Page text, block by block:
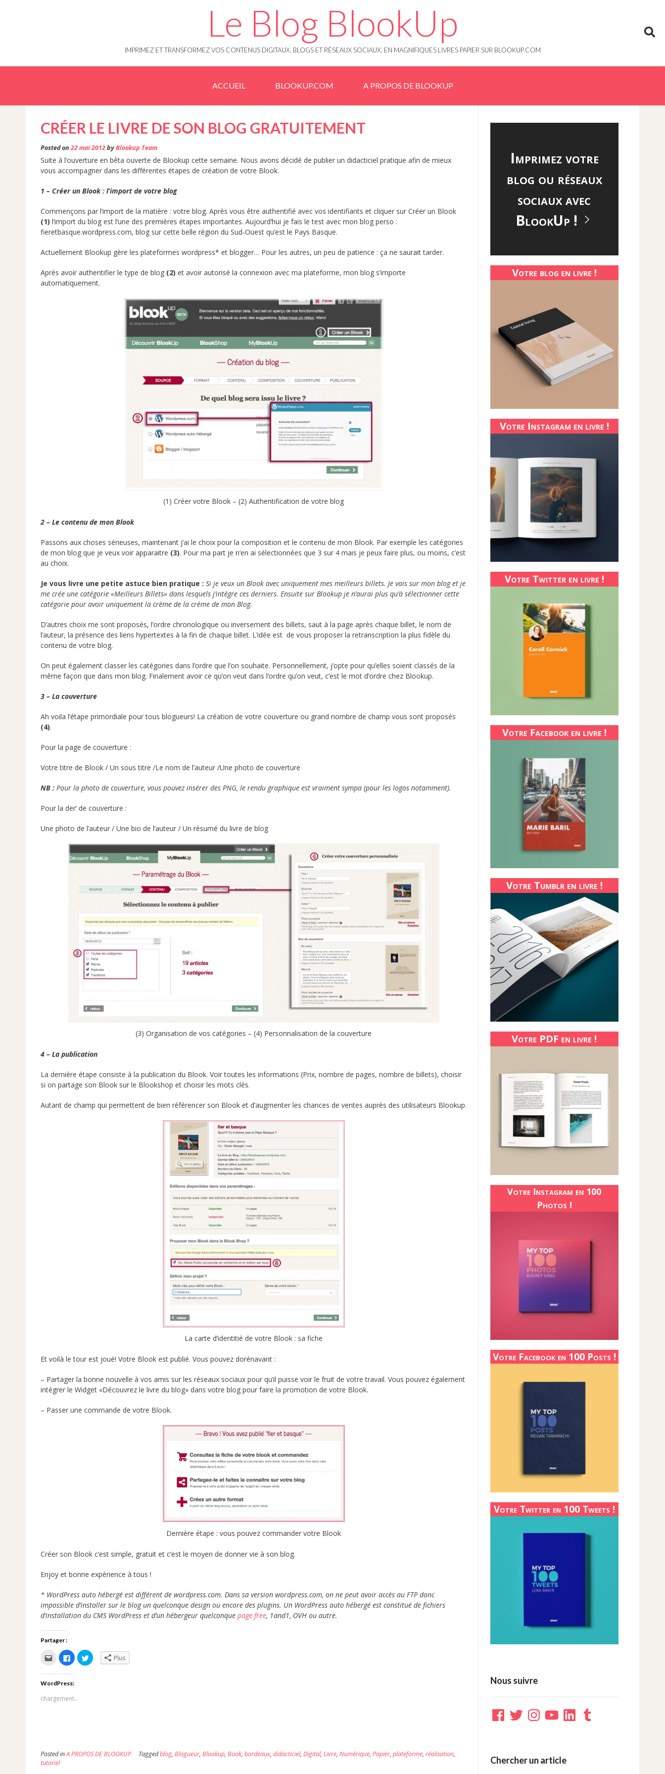
Le Blog BlookUp
IMPRIMEZ ET TRANSFORMEZ VOS CONTENUS DIGITAUX, BLOGS ET RÉSEAUX SOCIAUX, EN MAGNIFIQUES LIVRES PAPIER SUR BLOOKUP.COM
ACCUEIL BLOOKUP.COM A PROPOS DE BLOOKUP
CRÉER LE LIVRE DE SON BLOG GRATUITEMENT
Posted on22 mai 2012byBlookup Team
Suite à l’ouverture en bêta ouverte de Blookup cette semaine. Nous avons décidé de publier un didacticiel pratique afin de mieux
vous accompagner dans les différentes étapes de création de votre Blook.
1 – Créer un Blook : l’import de votre blog
Commençons par l’import de la matière : votre blog. Après vous être authentifié avec vos identifiants et cliquer sur Créer un Blook
(1) l’import du blog est l’une des premières étapes importantes. Aujourd’hui je fais le test avec mon blog perso :
fieretbasque.wordpress.com, blog sur cette belle région du Sud-Ouest qu’est le Pays Basque.
Actuellement Blookup gère les plateformes wordpress* et blogger… Pour les autres, un peu de patience : ça ne saurait tarder.
Après avoir authentifier le type de blog (2) et avoir autorisé la connexion avec ma plateforme, mon blog s’importe
automatiquement.
(1) Créer votre Blook – (2) Authentification de votre blog
2 – Le contenu de mon Blook
Passons aux choses sérieuses, maintenant j’ai le choix pour la composition et le contenu de mon Blook. Par exemple les catégories
de mon blog que je veux voir apparaitre (3). Pour ma part je n’en ai sélectionnées que 3 sur 4 mais je peux faire plus, ou moins, c’est
au choix.
Je vous livre une petite astuce bien pratique : Si je veux un Blook avec uniquement mes meilleurs billets. Je vais sur mon blog et je
me crée une catégorie «Meilleurs Billets» dans lesquels j’intègre ces derniers. Ensuite sur Blookup je n’aurai plus qu’à sélectionner cette
catégorie pour avoir uniquement la crème de la crème de mon Blog.
D’autres choix me sont proposés, l’ordre chronologique ou inversement des billets, saut à la page après chaque billet, le nom de
l’auteur, la présence des liens hypertextes à la fin de chaque billet. L’idée est de vous proposer la retranscription la plus fidèle du
contenu de votre blog.
On peut également classer les catégories dans l’ordre que l’on souhaite. Personnellement, j’opte pour qu’elles soient classés de la
même façon que dans mon blog. Finalement avoir ce qu’on veut dans l’ordre qu’on veut, c’est le mot d’ordre chez Blookup.
3 – La couverture
Ah voila l’étape primordiale pour tous blogueurs! La création de votre couverture ou grand nombre de champ vous sont proposés
(4).
Pour la page de couverture :
Votre titre de Blook / Un sous titre /Le nom de l’auteur /Une photo de couverture
NB : Pour la photo de couverture, vous pouvez insérer des PNG, le rendu graphique est vraiment sympa (pour les logos notamment).
Pour la der’ de couverture :
Une photo de l’auteur / Une bio de l’auteur / Un résumé du livre de blog
(3) Organisation de vos catégories – (4) Personnalisation de la couverture
4 – La publication
La dernière étape consiste à la publication du Blook. Voir toutes les informations (Prix, nombre de pages, nombre de billets), choisir
si on partage son Blook sur le Blookshop et choisir les mots clés.
Autant de champ qui permettent de bien référencer son Blook et d’augmenter les chances de ventes auprès des utilisateurs Blookup.
La carte d’identitié de votre Blook : sa fiche
Et voilà le tour est joué! Votre Blook est publié. Vous pouvez dorénavant :
– Partager la bonne nouvelle à vos amis sur les réseaux sociaux pour qu’il puisse voir le fruit de votre travail. Vous pouvez également
intégrer le Widget «Découvrez le livre du blog» dans votre blog pour faire la promotion de votre Blook.
– Passer une commande de votre Blook.
Dernière étape : vous pouvez commander votre Blook
Créer son Blook c’est simple, gratuit et c’est le moyen de donner vie à son blog.
Enjoy et bonne expérience à tous !
* WordPress auto hébergé est différent de wordpress.com. Dans sa version wordpress.com, on ne peut avoir accès au FTP donc
impossible d’installer sur le blog un quelconque design ou encore des plugins. Un WordPress auto hébergé est constitué de fichiers
d’installation du CMS WordPress et d’un hébergeur quelconque page free, 1and1, OVH ou autre.
Partager :
Cliquez
pour
envoyer
par
e-
mail
un
ami(ouvre
Cliquez
pour
partager
sur
dans
nouvelle
fenêtre)
Cliquez
pour Plus
WordPress:
chargement…
Posted inA PROPOS DE BLOOKUP Taggedblog, Blogueur, Blookup, Book, bordeaux, didacticiel, Digital, Livre, Numérique, Papier, plateforme, réalisation,
tutoriel
Imprimez votre
blog ou réseaux
sociaux avec
BlookUp !
Votre blog en livre !
Votre Instagram en livre !
Votre Twitter en livre !
Votre Facebook en livre !
Votre Tumblr en livre !
Votre PDF en livre !
Votre Instagram en 100
Photos !
Votre Facebook en 100 Posts !
Votre Twitter en 100 Tweets !
Nous suivre
Facebook
TwitterInstagramYouTubeLinkedInTumblr
Chercher un article